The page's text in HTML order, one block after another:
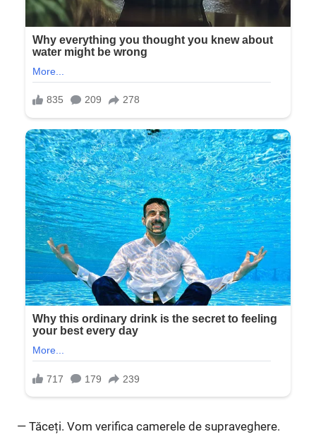
— Tăceți. Vom verifica camerele de supraveghere.